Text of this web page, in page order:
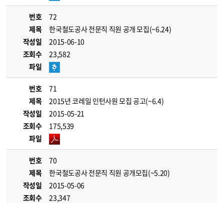
번호
72
제목
한국철도공사 전문직 직원 공개 모집(~6.24)
작성일
2015-06-10
조회수
23,582
파일
번호
71
제목
2015년 코레일 인턴사원 모집 공고(~6.4)
작성일
2015-05-21
조회수
175,539
파일
번호
70
제목
한국철도공사 전문직 직원 공개모집(~5.20)
작성일
2015-05-06
조회수
23,347